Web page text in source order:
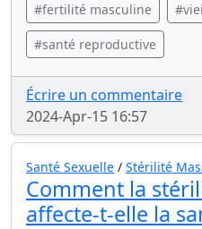
#fertilité masculine
#santé reproductive
Écrire un commentaire
2024-Apr-15 16:57
Santé Sexuelle / Stérilité
Comment la
affecte-t-elle la